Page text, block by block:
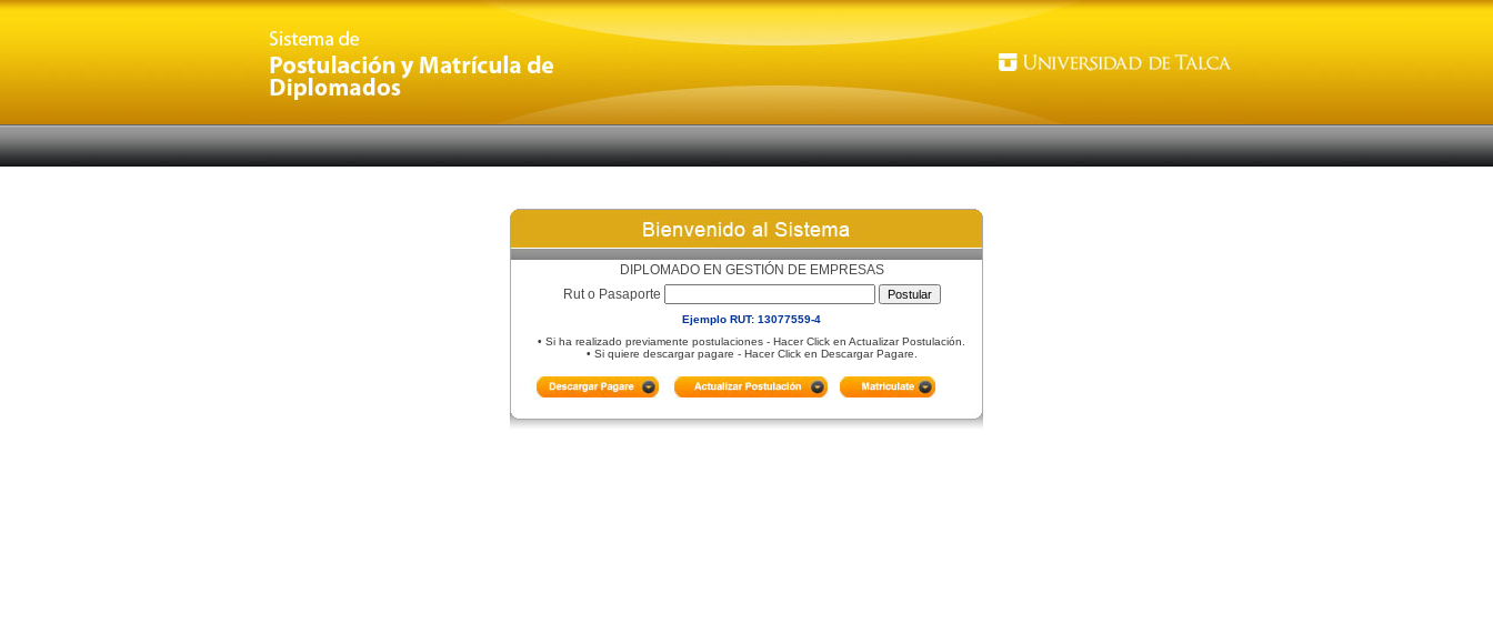
DIPLOMADO EN GESTIÓN DE EMPRESAS
Rut o Pasaporte
Ejemplo RUT: 13077559-4
• Si ha realizado previamente postulaciones - Hacer Click en Actualizar Postulación.
• Si quiere descargar pagare - Hacer Click en Descargar Pagare.